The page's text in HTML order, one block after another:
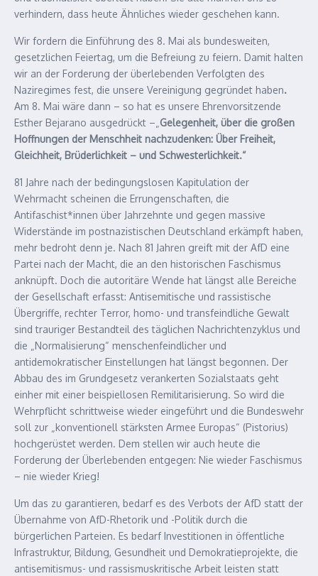
verhindern, dass heute Ähnliches wieder geschehen kann.
Wir fordern die Einführung des 8. Mai als bundesweiten,
gesetzlichen Feiertag, um die Befreiung zu feiern. Damit halten
wir an der Forderung der überlebenden Verfolgten des
Naziregimes fest, die unsere Vereinigung gegründet haben.
Am 8. Mai wäre dann – so hat es unsere Ehrenvorsitzende
Esther Bejarano ausgedrückt –„ Gelegenheit, über die großen
Hoffnungen der Menschheit nachzudenken: Über Freiheit,
Gleichheit, Brüderlichkeit – und Schwesterlichkeit.“
81 Jahre nach der bedingungslosen Kapitulation der
Wehrmacht scheinen die Errungenschaften, die
Antifaschist*innen über Jahrzehnte und gegen massive
Widerstände im postnazistischen Deutschland erkämpft haben,
mehr bedroht denn je. Nach 81 Jahren greift mit der AfD eine
Partei nach der Macht, die an den historischen Faschismus
anknüpft. Doch die autoritäre Wende hat längst alle Bereiche
der Gesellschaft erfasst: Antisemitische und rassistische
Übergriffe, rechter Terror, homo- und transfeindliche Gewalt
sind trauriger Bestandteil des täglichen Nachrichtenzyklus und
die „Normalisierung“ menschenfeindlicher und
antidemokratischer Einstellungen hat längst begonnen. Der
Abbau des im Grundgesetz verankerten Sozialstaats geht
einher mit einer beispiellosen Remilitarisierung. So wird die
Wehrpflicht schrittweise wieder eingeführt und die Bundeswehr
soll zur „konventionell stärksten Armee Europas“ (Pistorius)
hochgerüstet werden. Dem stellen wir auch heute die
Forderung der Überlebenden entgegen: Nie wieder Faschismus
– nie wieder Krieg!
Um das zu garantieren, bedarf es des Verbots der AfD statt der
Übernahme von AfD-Rhetorik und -Politik durch die
bürgerlichen Parteien. Es bedarf Investitionen in öffentliche
Infrastruktur, Bildung, Gesundheit und Demokratieprojekte, die
antisemitismus- und rassismuskritische Arbeit leisten statt